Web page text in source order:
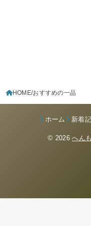
HOME おすすめの一品
ホーム 新着
© 2026へん